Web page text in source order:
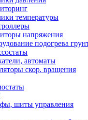
температуры
напряжения
подогрева
автоматы
скор. вращения
шиты управления